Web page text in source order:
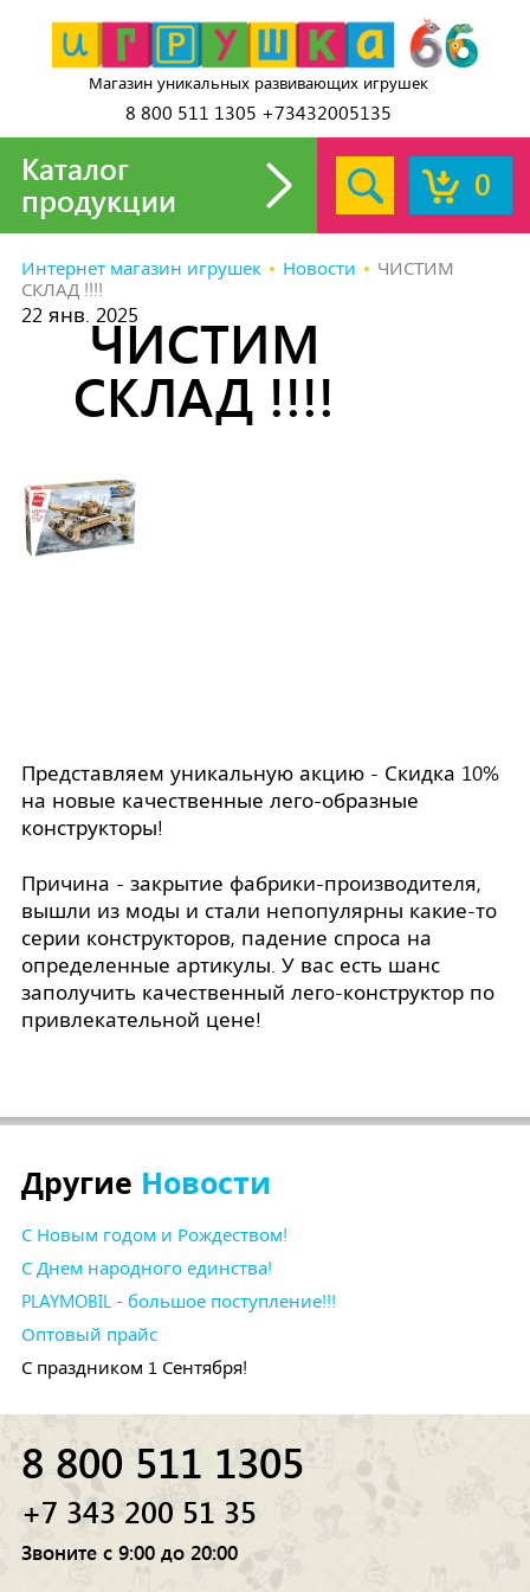
Магазин уникальных развивающих игрушек
8 800 511 1305 +73432005135
0
Каталог
продукции
Интернет магазин игрушек Новости
ЧИСТИМ
СКЛАД !!!!
22 янв. 2025ЧИСТИМ
СКЛАД !!!!
Представляем уникальную акцию - Скидка 10%
на новые качественные лего-образные
конструкторы!
Причина - закрытие фабрики-производителя,
вышли из моды и стали непопулярны какие-то
серии конструкторов, падение спроса на
определенные артикулы. У вас есть шанс
заполучить качественный лего-конструктор по
привлекательной цене!
Другие Новости
С Новым годом и Рождеством!
С Днем народного единства!
PLAYMOBIL - большое поступление!!!
Оптовый прайс
С праздником 1 Сентября!
8 800 511 1305
+7 343 200 51 35
Звоните с 9:00 до 20:00